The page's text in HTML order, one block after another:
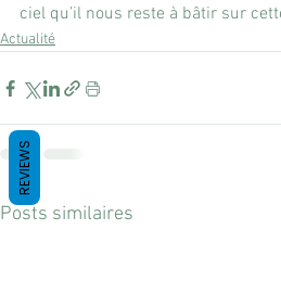
ciel qu’il nous reste à bâtir sur
Actualité
Posts similaires
REVIEWS